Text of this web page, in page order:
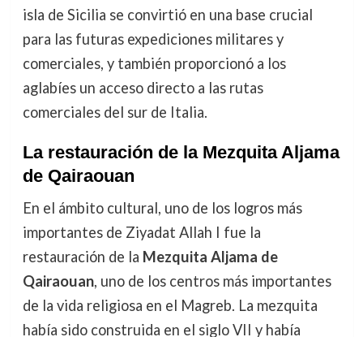
isla de Sicilia se convirtió en una base crucial
para las futuras expediciones militares y
comerciales, y también proporcionó a los
aglabíes un acceso directo a las rutas
comerciales del sur de Italia.
La restauración de la Mezquita Aljama
de Qairaouan
En el ámbito cultural, uno de los logros más
importantes de Ziyadat Allah I fue la
restauración de la Mezquita Aljama de
Qairaouan, uno de los centros más importantes
de la vida religiosa en el Magreb. La mezquita
había sido construida en el siglo VII y había